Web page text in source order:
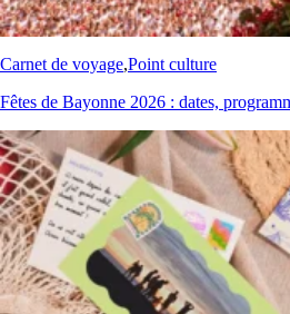
Carnet de voyage,Point culture
Fêtes de Bayonne 2026 : dates,